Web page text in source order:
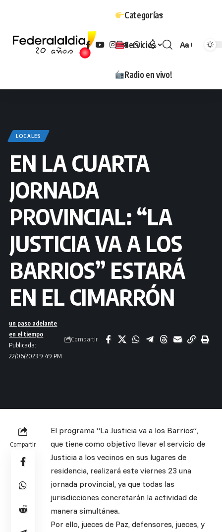
Categorías
Servicios
Radio en vivo!
Tamaño
Aa
LOCALES
EN LA CUARTA
JORNADA
PROVINCIAL: “LA
JUSTICIA VA A LOS
BARRIOS” ESTARÁ
EN EL CIMARRÓN
Publicada:
22/06/2023 9:49 PM
un paso adelante
en el tiempo
Compartir
Compartir
El programa “La Justicia va a los Barrios”,
que tiene como objetivo llevar el servicio de
Justicia a los vecinos en sus lugares de
residencia, realizará este viernes 23 una
jornada provincial, ya que todas las
jurisdicciones concretarán la actividad de
manera simultánea.
Por ello, jueces de Paz, defensores, jueces, y